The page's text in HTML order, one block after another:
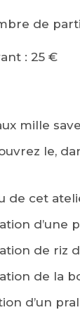
de
: 25 €
mille
le,
de cet
d’une
de riz
de la
d’un